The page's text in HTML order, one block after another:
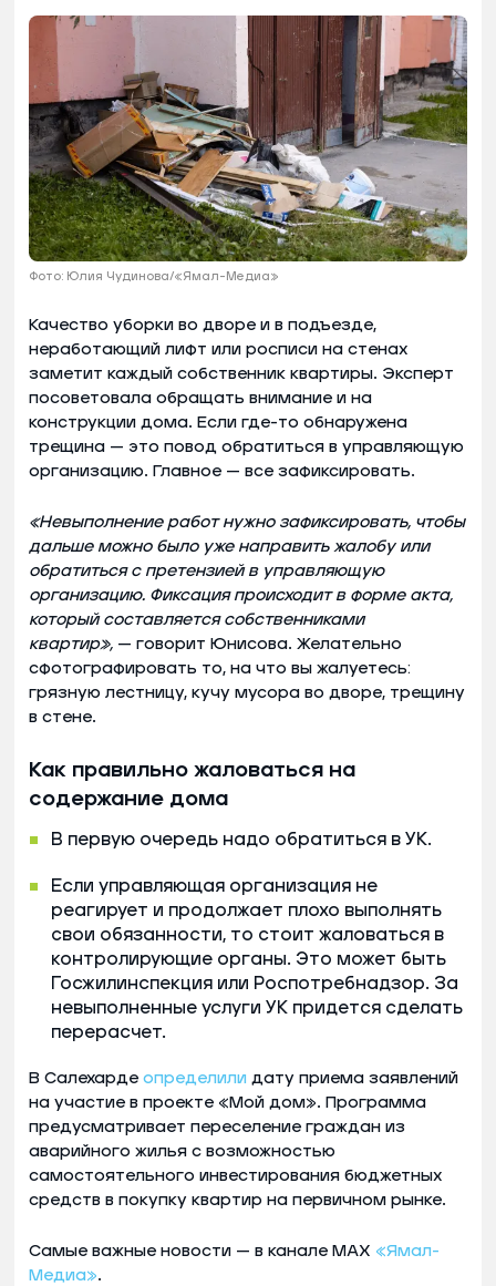
Фото: Юлия Чудинова/«Ямал-Медиа»
Качество уборки во дворе и в подъезде,
неработающий лифт или росписи на стенах
заметит каждый собственник квартиры. Эксперт
посоветовала обращать внимание и на
конструкции дома. Если где-то обнаружена
трещина — это повод обратиться в управляющую
организацию. Главное — все зафиксировать.
«Невыполнение работ нужно зафиксировать, чтобы
дальше можно было уже направить жалобу или
обратиться с претензией в управляющую
организацию. Фиксация происходит в форме акта,
который составляется собственниками
квартир», — говорит Юнисова. Желательно
сфотографировать то, на что вы жалуетесь:
грязную лестницу, кучу мусора во дворе, трещину
в стене.
Как правильно жаловаться на
содержание дома
В первую очередь надо обратиться в УК.
Если управляющая организация не
реагирует и продолжает плохо выполнять
свои обязанности, то стоит жаловаться в
контролирующие органы. Это может быть
Госжилинспекция или Роспотребнадзор. За
невыполненные услуги УК придется сделать
перерасчет.
В Салехарде определили дату приема заявлений
на участие в проекте «Мой дом». Программа
предусматривает переселение граждан из
аварийного жилья с возможностью
самостоятельного инвестирования бюджетных
средств в покупку квартир на первичном рынке.
Самые важные новости — в канале MAX «Ямал-
Медиа».